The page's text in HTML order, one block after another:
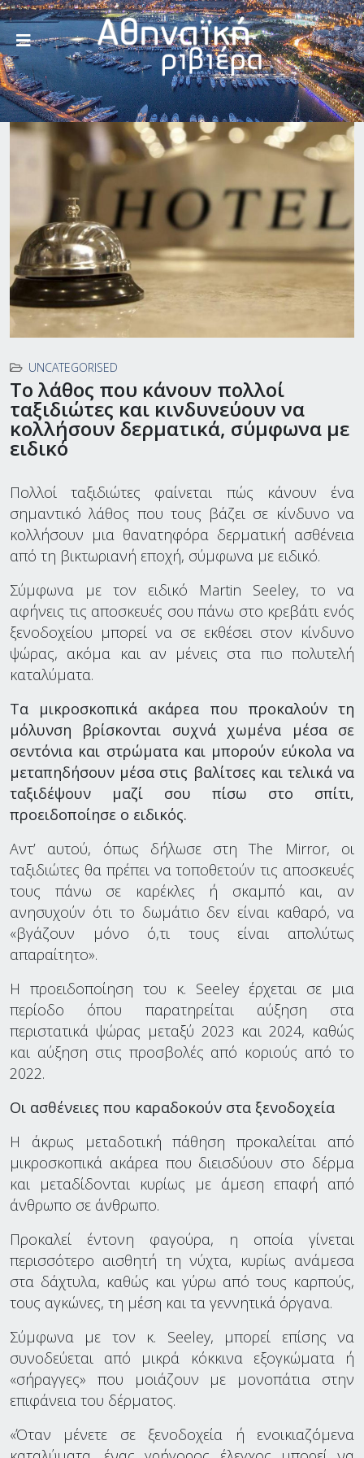
UNCATEGORISED
Το λάθος που κάνουν πολλοί
ταξιδιώτες και κινδυνεύουν να
κολλήσουν δερματικά, σύμφωνα με
ειδικό
Πολλοί ταξιδιώτες φαίνεται πώς κάνουν ένα
σημαντικό λάθος που τους βάζει σε κίνδυνο να
κολλήσουν μια θανατηφόρα δερματική ασθένεια
από τη βικτωριανή εποχή, σύμφωνα με ειδικό.
Σύμφωνα με τον ειδικό Martin Seeley, το να
αφήνεις τις αποσκευές σου πάνω στο κρεβάτι ενός
ξενοδοχείου μπορεί να σε εκθέσει στον κίνδυνο
ψώρας, ακόμα και αν μένεις στα πιο πολυτελή
καταλύματα.
Τα μικροσκοπικά ακάρεα που προκαλούν τη
μόλυνση βρίσκονται συχνά χωμένα μέσα σε
σεντόνια και στρώματα και μπορούν εύκολα να
μεταπηδήσουν μέσα στις βαλίτσες και τελικά να
ταξιδέψουν μαζί σου πίσω στο σπίτι,
προειδοποίησε ο ειδικός.
Αντ’ αυτού, όπως δήλωσε στη The Mirror, οι
ταξιδιώτες θα πρέπει να τοποθετούν τις αποσκευές
τους πάνω σε καρέκλες ή σκαμπό και, αν
ανησυχούν ότι το δωμάτιο δεν είναι καθαρό, να
«βγάζουν μόνο ό,τι τους είναι απολύτως
απαραίτητο».
Η προειδοποίηση του κ. Seeley έρχεται σε μια
περίοδο όπου παρατηρείται αύξηση στα
περιστατικά ψώρας μεταξύ 2023 και 2024, καθώς
και αύξηση στις προσβολές από κοριούς από το
2022.
Οι ασθένειες που καραδοκούν στα ξενοδοχεία
Η άκρως μεταδοτική πάθηση προκαλείται από
μικροσκοπικά ακάρεα που διεισδύουν στο δέρμα
και μεταδίδονται κυρίως με άμεση επαφή από
άνθρωπο σε άνθρωπο.
Προκαλεί έντονη φαγούρα, η οποία γίνεται
περισσότερο αισθητή τη νύχτα, κυρίως ανάμεσα
στα δάχτυλα, καθώς και γύρω από τους καρπούς,
τους αγκώνες, τη μέση και τα γεννητικά όργανα.
Σύμφωνα με τον κ. Seeley, μπορεί επίσης να
συνοδεύεται από μικρά κόκκινα εξογκώματα ή
«σήραγγες» που μοιάζουν με μονοπάτια στην
επιφάνεια του δέρματος.
«Όταν μένετε σε ξενοδοχεία ή ενοικιαζόμενα